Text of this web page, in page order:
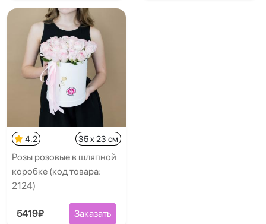
4.2 35 x 23 см
Розы розовые в шляпной
коробке (код товара:
2124)
5419₽ Заказать